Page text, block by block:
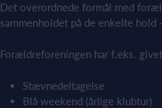
Det overordnede formål med
sammenholdet på de enkelte hold
Forældreforeningen har f.eks.
Stævnedeltagelse
Blå weekend (årlige klubtur)